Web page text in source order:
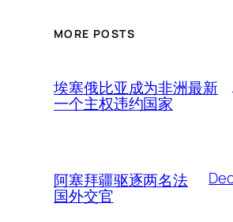
MORE POSTS
埃塞俄比亚成为非洲最新
一个主权违约国家
阿塞拜疆驱逐两名法
国外交官